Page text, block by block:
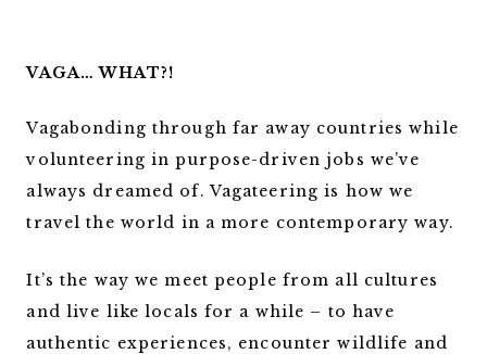
VAGA… WHAT?!
Vagabonding through far away countries while
volunteering in purpose-driven jobs we’ve
always dreamed of. Vagateering is how we
travel the world in a more contemporary way.
It’s the way we meet people from all cultures
and live like locals for a while – to have
authentic experiences, encounter wildlife and